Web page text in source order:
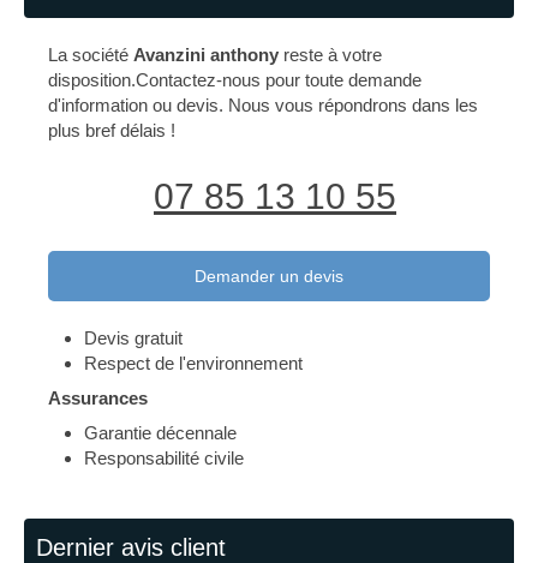
La société Avanzini anthony reste à votre
disposition.Contactez-nous pour toute demande
d'information ou devis. Nous vous répondrons dans les
plus bref délais !
07 85 13 10 55
Demander un devis
Devis gratuit
Respect de l'environnement
Assurances
Garantie décennale
Responsabilité civile
Dernier avis client